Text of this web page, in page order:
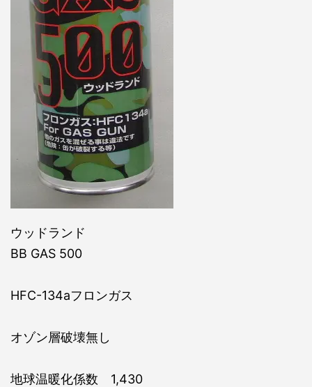
ウッドランド
BB GAS 500
HFC-134aフロンガス
オゾン層破壊無し
地球温暖化係数 1,430